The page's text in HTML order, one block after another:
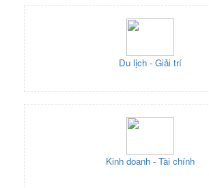
Du lịch - Giải trí
Kinh doanh - Tài chính